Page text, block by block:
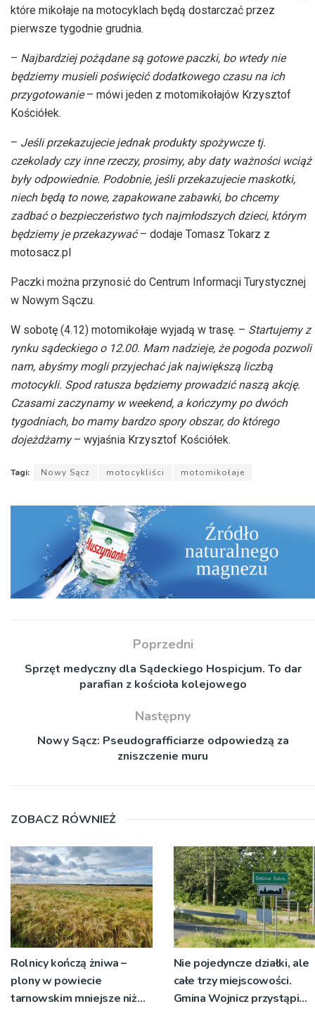
które mikołaje na motocyklach będą dostarczać przez
pierwsze tygodnie grudnia.
– Najbardziej pożądane są gotowe paczki, bo wtedy nie
będziemy musieli poświęcić dodatkowego czasu na ich
przygotowanie – mówi jeden z motomikołajów Krzysztof
Kościółek.
– Jeśli przekazujecie jednak produkty spożywcze tj.
czekolady czy inne rzeczy, prosimy, aby daty ważności wciąż
były odpowiednie. Podobnie, jeśli przekazujecie maskotki,
niech będą to nowe, zapakowane zabawki, bo chcemy
zadbać o bezpieczeństwo tych najmłodszych dzieci, którym
będziemy je przekazywać– dodaje Tomasz Tokarz z
motosacz.pl
Paczki można przynosić do Centrum Informacji Turystycznej
w Nowym Sączu.
W sobotę (4.12) motomikołaje wyjadą w trasę. – Startujemy z
rynku sądeckiego o 12.00. Mam nadzieje, że pogoda pozwoli
nam, abyśmy mogli przyjechać jak największą liczbą
motocykli. Spod ratusza będziemy prowadzić naszą akcję.
Czasami zaczynamy w weekend, a kończymy po dwóch
tygodniach, bo mamy bardzo spory obszar, do którego
dojeżdżamy– wyjaśnia Krzysztof Kościółek.
Tagi: Nowy Sącz motocykliści motomikołaje
Poprzedni
Sprzęt medyczny dla Sądeckiego Hospicjum. To dar
parafian z kościoła kolejowego
Następny
Nowy Sącz: Pseudografficiarze odpowiedzą za
zniszczenie muru
ZOBACZ RÓWNIEŻ
Rolnicy kończą żniwa –
plony w powiecie
tarnowskim mniejsze niż
Nie pojedyncze działki, ale
całe trzy miejscowości.
Gmina Wojnicz przystąpi